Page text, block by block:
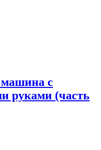
с
руками (часть